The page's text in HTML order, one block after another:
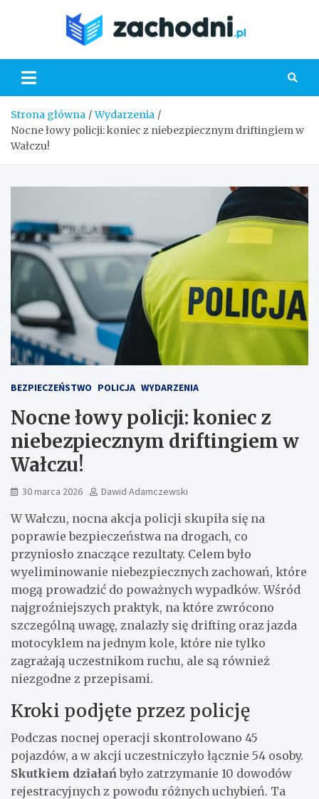
Strona główna
Wydarzenia
Nocne łowy policji: koniec z niebezpiecznym driftingiem w
Wałczu!
BEZPIECZEŃSTWO POLICJA WYDARZENIA
Nocne łowy policji: koniec z
niebezpiecznym driftingiem w
Wałczu!
30 marca 2026 Dawid Adamczewski
W Wałczu, nocna akcja policji skupiła się na
poprawie bezpieczeństwa na drogach, co
przyniosło znaczące rezultaty. Celem było
wyeliminowanie niebezpiecznych zachowań, które
mogą prowadzić do poważnych wypadków. Wśród
najgroźniejszych praktyk, na które zwrócono
szczególną uwagę, znalazły się drifting oraz jazda
motocyklem na jednym kole, które nie tylko
zagrażają uczestnikom ruchu, ale są również
niezgodne z przepisami.
Kroki podjęte przez policję
Podczas nocnej operacji skontrolowano 45
pojazdów, a w akcji uczestniczyło łącznie 54 osoby.
Skutkiem działańbyło zatrzymanie 10 dowodów
rejestracyjnych z powodu różnych uchybień. Ta